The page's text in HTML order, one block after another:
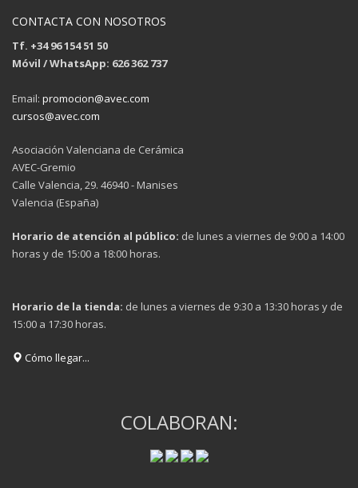
CONTACTA CON NOSOTROS
Tf. +34 96 154 51 50
Móvil / WhatsApp: 626 362 737
Email: promocion@avec.com
cursos@avec.com
Asociación Valenciana de Cerámica
AVEC-Gremio
Calle Valencia, 29. 46940 - Manises
Valencia (España)
Horario de atención al público: de lunes a viernes de 9:00 a 14:00
horas y de 15:00 a 18:00 horas.
Horario de la tienda: de lunes a viernes de 9:30 a 13:30 horas y de
15:00 a 17:30 horas.
Cómo llegar...
COLABORAN: